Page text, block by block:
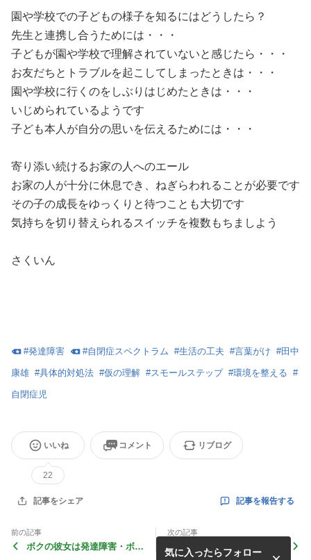
園や学校での子どもの様子を知るにはどうしたら？
先生と連携し合うためには・・・
子どもが園や学校で理解されていないと感じたら・・・
お友だちとトラブルを起こしてしまったときは・・・
園や学校に行くのをしぶりはじめたときは・・・
いじめられているようです
子ども本人が自分の思いを伝えるためには・・・
寄り添い続けるお家の人へのエール
お家の人が十分に休息でき、ねぎらわれることが必要です
その子の成長をゆっくりと待つことも大切です
気持ちを切り替えられるスイッチを複数もちましよう
さくいん
#発達障害 #自閉症スペクトラム #生活の工夫 #言葉がけ #田中
康雄 #具体的対処法 #仮の理解 #スモールステップ #環境を整える #
自閉症児
いいね
22
コメント リブログ
記事をシェア 記事を報告する
前の記事
ボクの彼女は発達障害・ボク
次の記事
自閉スペクトラム症のある子
の「できる」をかなえる！
気に入ったらフォロー